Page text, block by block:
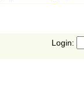
Login: